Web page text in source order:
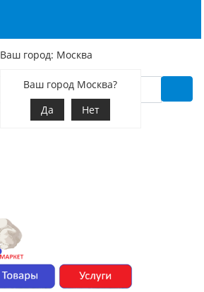
Ваш город: Москва
Ваш город Москва?
Да
Нет